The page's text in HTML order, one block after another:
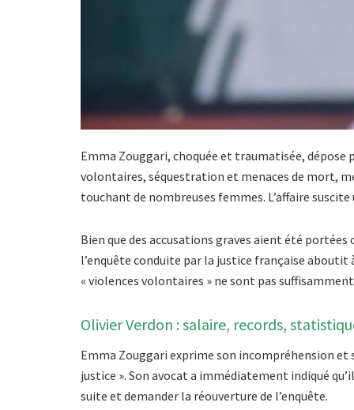
Emma Zouggari, choquée et traumatisée,
volontaires, séquestration et menaces de mort,
touchant de nombreuses femmes. L’affaire suscite
Bien que des accusations graves aient été
l’enquête conduite par la justice française aboutit
« violences volontaires » ne sont pas
Olivier Verdon : salaire, records,
Emma Zouggari exprime son incompréhension et
justice ». Son avocat a immédiatement indiqué
suite et demander la réouverture de l’enquête.